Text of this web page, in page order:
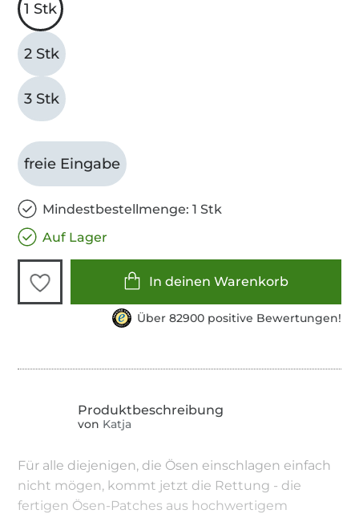
1 Stk
2 Stk
3 Stk
freie Eingabe
Mindestbestellmenge: 1 Stk
Auf Lager
In deinen Warenkorb
Über 82900 positive Bewertungen!
von Katja
Für alle diejenigen, die Ösen einschlagen einfach
nicht mögen, kommt jetzt die Rettung - die
fertigen Ösen-Patches aus hochwertigem